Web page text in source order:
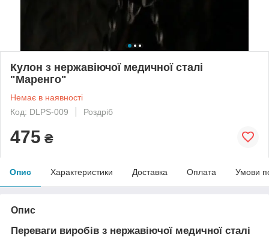
Кулон з нержавіючої медичної сталі
"Маренго"
Немає в наявності
Код: DLPS-009
Роздріб
475 ₴
Опис Характеристики Доставка Оплата Умови
Опис
Переваги виробів з нержавіючої медичної сталі